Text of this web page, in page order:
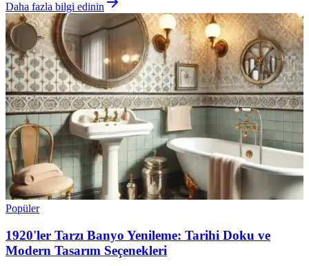
Daha fazla bilgi edinin
Popüler
1920'ler Tarzı Banyo Yenileme: Tarihi Doku ve
Modern Tasarım Seçenekleri